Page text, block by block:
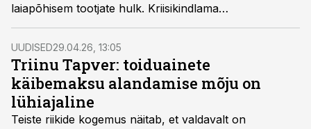
laiapõhisem tootjate hulk. Kriisikindlama
tootmisvõimekuse hajutamine teeb meid vähem
haavatavaks, ütles Toiduliidu volikogu esimees Veljo
Ipits tänasel toidutööstuste 20. juubelikonverentsil.
UUDISED29.04.26, 13:05
Triinu Tapver: toiduainete
käibemaksu alandamise mõju on
lühiajaline
Teiste riikide kogemus näitab, et valdavalt on